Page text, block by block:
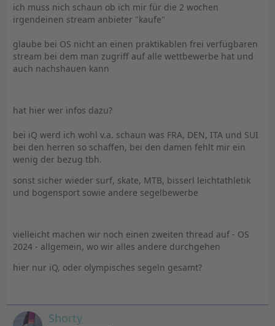
ich muss nich schaun ob ich mir für die 2 wochen
irgendeinen stream anbieter "kaufe"
glaube bei OS nicht an einen praktikablen frei verfügbaren
stream bei dem man zugriff auf alle wettbewerbe hat und
auch nachshauen kann
hat hier wer infos dazu?
bei iQ werd ich wohl v.a. schaun was FRA, DEN, ITA und SUI
bei den herren so schaffen, bei den damen fehlt mir ein
wenig der bezug tbh.
sonst sicher wieder surf, skate, MTB, bisserl leichtathletik
und bogensport sowie andere segelbewerbe
vielleicht machen wir noch einen zweiten thread auf - OS
2024 - allgemein, wo wir alles andere durchgehen
hier nur iQ, oder olympisches segeln gesamt?
Shorty